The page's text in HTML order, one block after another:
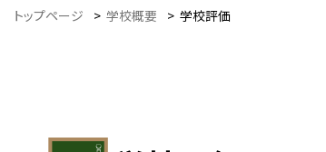
トップページ > 学校概要 > 学校評価